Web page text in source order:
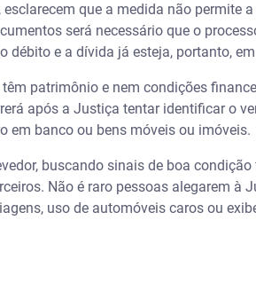
que a medida não permite
será necessário que o
débito e a dívida já esteja, portanto,
patrimônio e nem condições
após a Justiça tentar identificar o
em banco ou bens móveis ou imóveis.
buscando sinais de boa
Não é raro pessoas alegarem à
uso de automóveis caros ou